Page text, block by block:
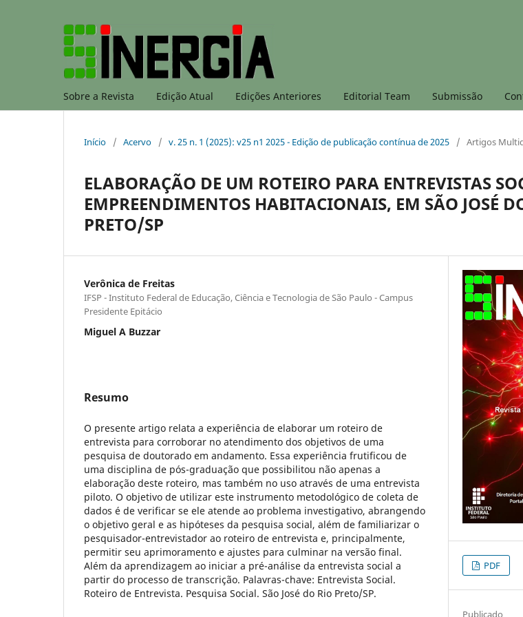
Sobre a Revista Edição Atual Edições Anteriores Editorial Team Submissão
Início / Acervo / v. 25 n. 1 (2025): v25 n1 2025 - Edição de publicação contínua de 2025 / Artigos
ELABORAÇÃO DE UM ROTEIRO PARA ENTREVISTAS
EMPREENDIMENTOS HABITACIONAIS, EM SÃO JOSÉ
PRETO/SP
Verônica de Freitas
IFSP - Instituto Federal de Educação, Ciência e Tecnologia de São Paulo - Campus
Presidente Epitácio
Miguel A Buzzar
Resumo
O presente artigo relata a experiência de elaborar um roteiro de
entrevista para corroborar no atendimento dos objetivos de uma
pesquisa de doutorado em andamento. Essa experiência frutificou de
uma disciplina de pós-graduação que possibilitou não apenas a
elaboração deste roteiro, mas também no uso através de uma entrevista
piloto. O objetivo de utilizar este instrumento metodológico de coleta de
dados é de verificar se ele atende ao problema investigativo, abrangendo
o objetivo geral e as hipóteses da pesquisa social, além de familiarizar o
pesquisador-entrevistador ao roteiro de entrevista e, principalmente,
permitir seu aprimoramento e ajustes para culminar na versão final.
Além da aprendizagem ao iniciar a pré-análise da entrevista social a
partir do processo de transcrição. Palavras-chave: Entrevista Social.
Roteiro de Entrevista. Pesquisa Social. São José do Rio Preto/SP.
PDF
Publicado